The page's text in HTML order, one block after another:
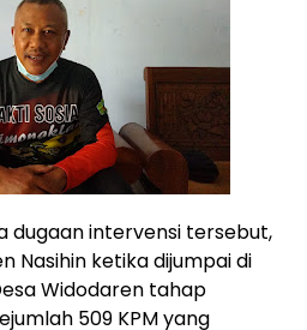
dugaan intervensi tersebut,
Nasihin ketika dijumpai di
Widodaren tahap
509 KPM yang